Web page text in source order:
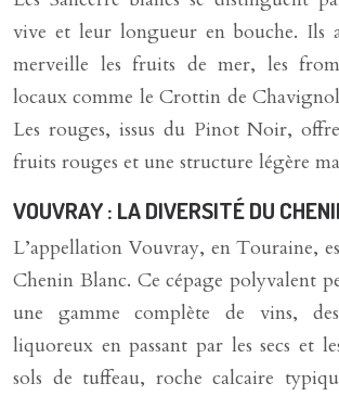
vive et leur longueur en bouche. Ils
merveille les fruits de mer, les
locaux comme le Crottin de
Les rouges, issus du Pinot Noir,
fruits rouges et une structure légère
VOUVRAY : LA DIVERSITÉ DU
L’appellation Vouvray, en Touraine,
Chenin Blanc. Ce cépage polyvalent
une gamme complète de vins,
liquoreux en passant par les secs et
sols de tuffeau, roche calcaire